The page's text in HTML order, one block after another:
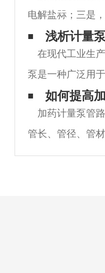
电解盐祘；三是
不同，我比较了
们食品厂安装的
浅析计量
在现代工业生
泵是一种广泛用
的流量调节是指
量泵的螺杆，从
程，从而实现对
如何提高
加药计量泵管
管长、管径、管
及加药计量泵管